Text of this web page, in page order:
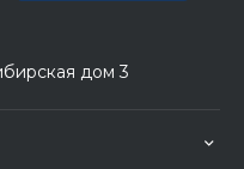
дом 3